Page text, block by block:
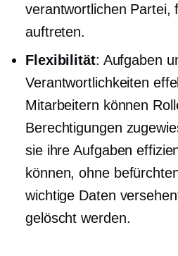
verantwortlichen Partei,
auftreten.
Flexibilität: Aufgaben
Verantwortlichkeiten
Mitarbeitern können
Berechtigungen
sie ihre Aufgaben
können, ohne
wichtige Daten
gelöscht werden.